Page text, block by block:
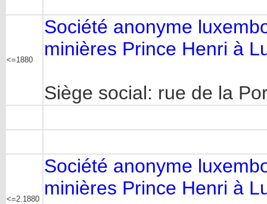
<=1880
Société anonyme
minières Prince Henri à
Siège social: rue de la
<=2.1880
Société anonyme
minières Prince Henri à